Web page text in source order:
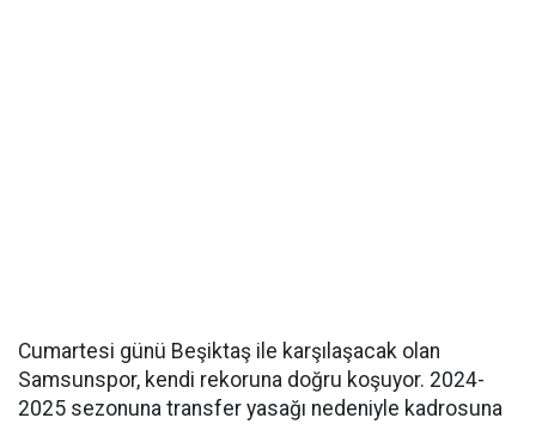
Cumartesi günü Beşiktaş ile karşılaşacak olan
Samsunspor, kendi rekoruna doğru koşuyor. 2024-
2025 sezonuna transfer yasağı nedeniyle kadrosuna